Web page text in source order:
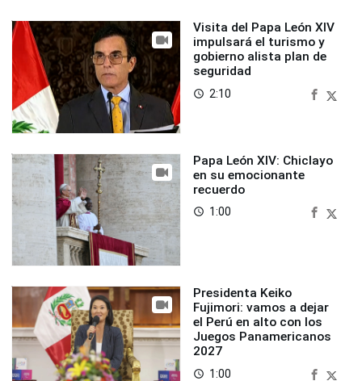
Visita del Papa León XIV
impulsará el turismo y
gobierno alista plan de
seguridad
access_time 2:10
Papa León XIV: Chiclayo
en su emocionante
recuerdo
access_time 1:00
Presidenta Keiko
Fujimori: vamos a dejar
el Perú en alto con los
Juegos Panamericanos
2027
access_time 1:00